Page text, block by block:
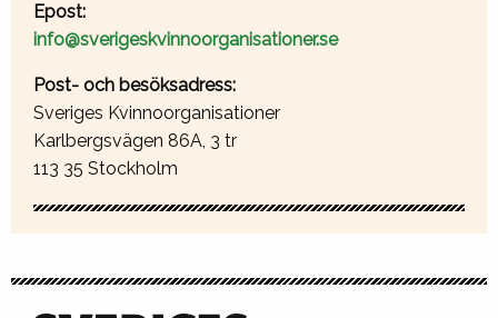
Epost:
info@sverigeskvinnoorganisationer.se
Post- och besöksadress:
Sveriges Kvinnoorganisationer
Karlbergsvägen 86A, 3 tr
113 35 Stockholm